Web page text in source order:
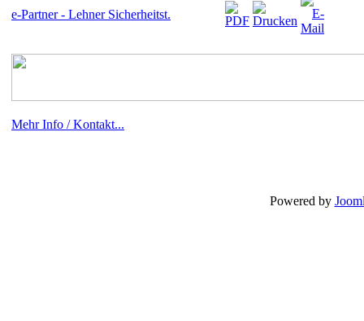
e-Partner - Lehner Sicherheitst.
Mehr Info / Kontakt...
Powered by